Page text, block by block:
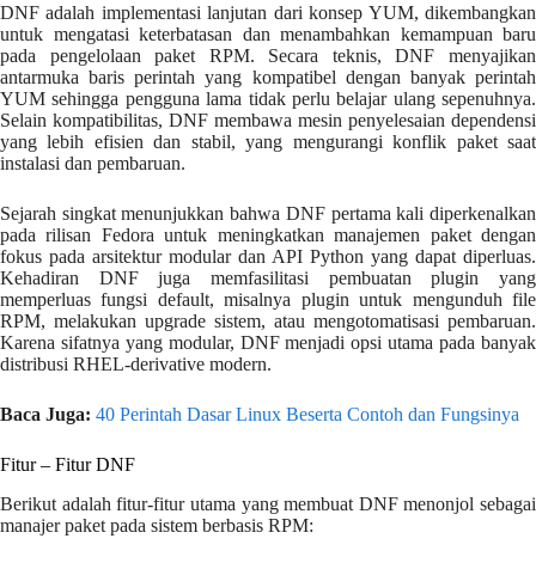
DNF adalah implementasi lanjutan dari konsep YUM, dikembangkan
untuk mengatasi keterbatasan dan menambahkan kemampuan baru
pada pengelolaan paket RPM. Secara teknis, DNF menyajikan
antarmuka baris perintah yang kompatibel dengan banyak perintah
YUM sehingga pengguna lama tidak perlu belajar ulang sepenuhnya.
Selain kompatibilitas, DNF membawa mesin penyelesaian dependensi
yang lebih efisien dan stabil, yang mengurangi konflik paket saat
instalasi dan pembaruan.
Sejarah singkat menunjukkan bahwa DNF pertama kali diperkenalkan
pada rilisan Fedora untuk meningkatkan manajemen paket dengan
fokus pada arsitektur modular dan API Python yang dapat diperluas.
Kehadiran DNF juga memfasilitasi pembuatan plugin yang
memperluas fungsi default, misalnya plugin untuk mengunduh file
RPM, melakukan upgrade sistem, atau mengotomatisasi pembaruan.
Karena sifatnya yang modular, DNF menjadi opsi utama pada banyak
distribusi RHEL-derivative modern.
Baca Juga: 40 Perintah Dasar Linux Beserta Contoh dan Fungsinya
Fitur – Fitur DNF
Berikut adalah fitur-fitur utama yang membuat DNF menonjol sebagai
manajer paket pada sistem berbasis RPM: